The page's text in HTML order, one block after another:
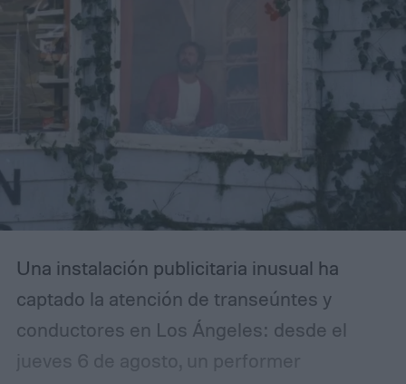
Una instalación publicitaria inusual ha
captado la atención de transeúntes y
conductores en Los Ángeles: desde el
jueves 6 de agosto, un performer